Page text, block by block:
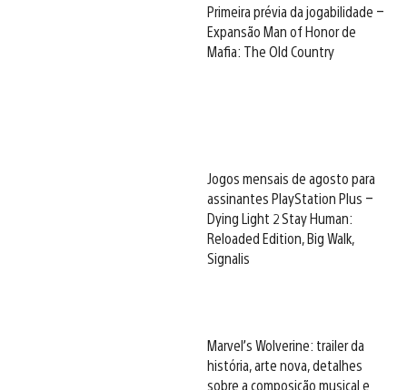
Primeira prévia da jogabilidade –
Expansão Man of Honor de
Mafia: The Old Country
Jogos mensais de agosto para
assinantes PlayStation Plus –
Dying Light 2 Stay Human:
Reloaded Edition, Big Walk,
Signalis
Marvel’s Wolverine: trailer da
história, arte nova, detalhes
sobre a composição musical e